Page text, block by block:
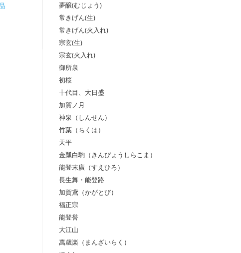
夢醸(むじょう)
常きげん(生)
常きげん(火入れ)
宗玄(生)
宗玄(火入れ)
御所泉
初桜
十代目、大日盛
加賀ノ月
神泉（しんせん）
竹葉（ちくは）
天平
金瓢白駒（きんぴょうしらこま）
能登末廣（すえひろ）
長生舞・能登路
加賀鳶（かがとび）
福正宗
能登誉
大江山
萬歳楽（まんざいらく）